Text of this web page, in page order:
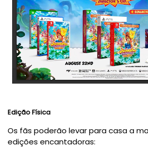
Edição Física
Os fãs poderão levar para casa a
edições encantadoras: